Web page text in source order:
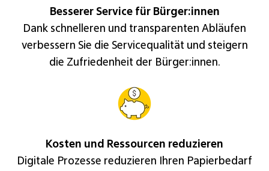
Besserer Service für Bürger:innen
Dank schnelleren und transparenten Abläufen
verbessern Sie die Servicequalität und steigern
die Zufriedenheit der Bürger:innen.
Kosten und Ressourcen reduzieren
Digitale Prozesse reduzieren Ihren Papierbedarf